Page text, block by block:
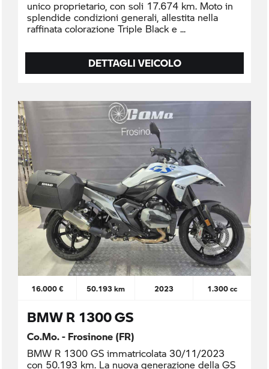
unico proprietario, con soli 17.674 km. Moto in
splendide condizioni generali, allestita nella
raffinata colorazione Triple Black e
DETTAGLI VEICOLO
16.000 € 50.193 km 2023 1.300 cc
BMW R 1300 GS
Co.Mo. - Frosinone (FR)
BMW R 1300 GS immatricolata 30/11/2023
con 50.193 km. La nuova generazione della GS